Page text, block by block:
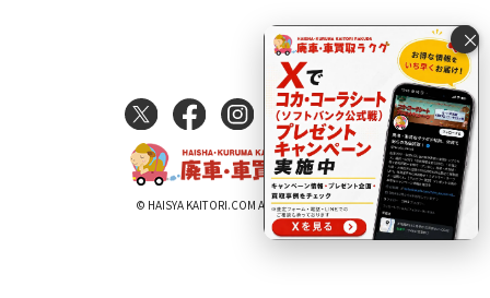
×
© HAISYA KAITORI.COM All Rights Reserved.